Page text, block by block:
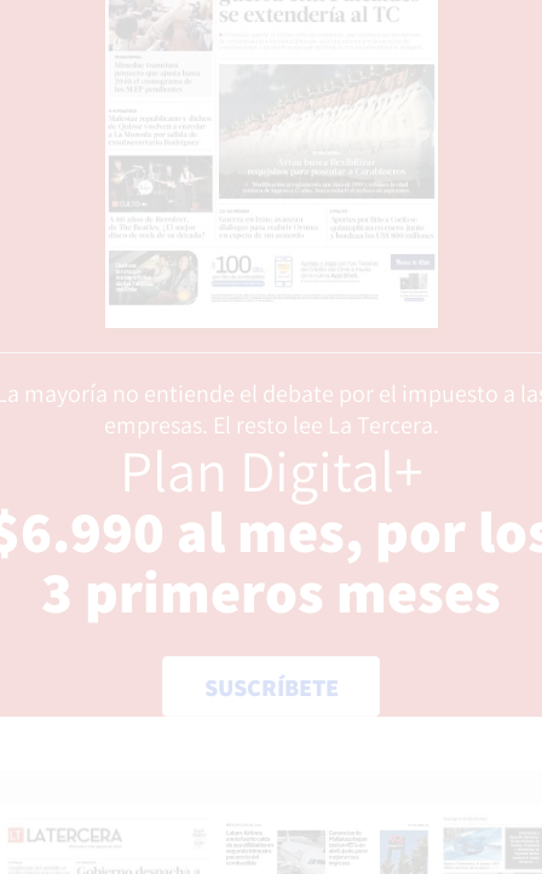
mayoría no entiende el debate por el impuesto a
empresas. El resto lee La Tercera.
Plan Digital+
al mes, por
3 primeros meses
SUSCRÍBETE